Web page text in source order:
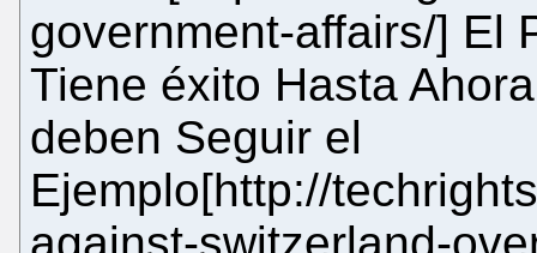
government-affairs/] El
Tiene éxito Hasta
deben Seguir el
Ejemplo[http://